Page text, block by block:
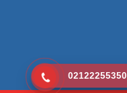
02122255350